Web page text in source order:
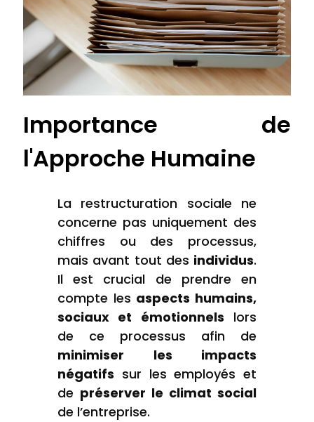
Importance de
l'Approche Humaine
La restructuration sociale ne
concerne pas uniquement des
chiffres ou des processus,
mais avant tout des individus.
Il est crucial de prendre en
compte les aspects humains,
sociaux et émotionnels lors
de ce processus afin de
minimiser les impacts
négatifs sur les employés et
de préserver le climat social
de l’entreprise.